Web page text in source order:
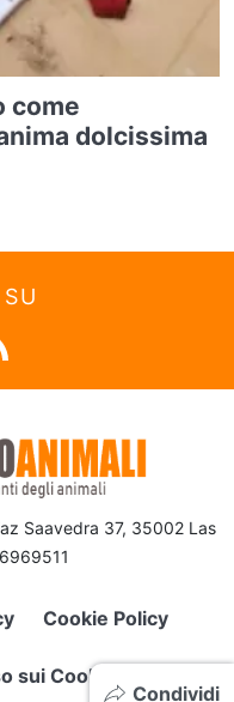
Condividi
come
dolcissima
Saavedra 37, 35002 Las
Cookie Policy
sui Cookie